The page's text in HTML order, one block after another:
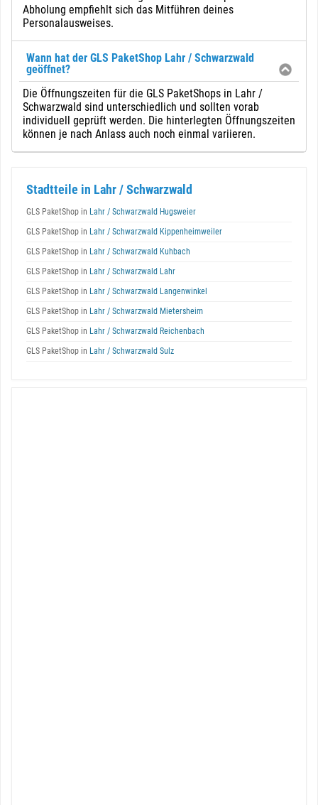
Abholung empfiehlt sich das Mitführen deines
Personalausweises.
Wann hat der GLS PaketShop Lahr / Schwarzwald
geöffnet?
Die Öffnungszeiten für die GLS PaketShops in Lahr /
Schwarzwald sind unterschiedlich und sollten vorab
individuell geprüft werden. Die hinterlegten Öffnungszeiten
können je nach Anlass auch noch einmal variieren.
Stadtteile in Lahr / Schwarzwald
GLS PaketShop in Lahr / Schwarzwald Hugsweier
GLS PaketShop in Lahr / Schwarzwald Kippenheimweiler
GLS PaketShop in Lahr / Schwarzwald Kuhbach
GLS PaketShop in Lahr / Schwarzwald Lahr
GLS PaketShop in Lahr / Schwarzwald Langenwinkel
GLS PaketShop in Lahr / Schwarzwald Mietersheim
GLS PaketShop in Lahr / Schwarzwald Reichenbach
GLS PaketShop in Lahr / Schwarzwald Sulz